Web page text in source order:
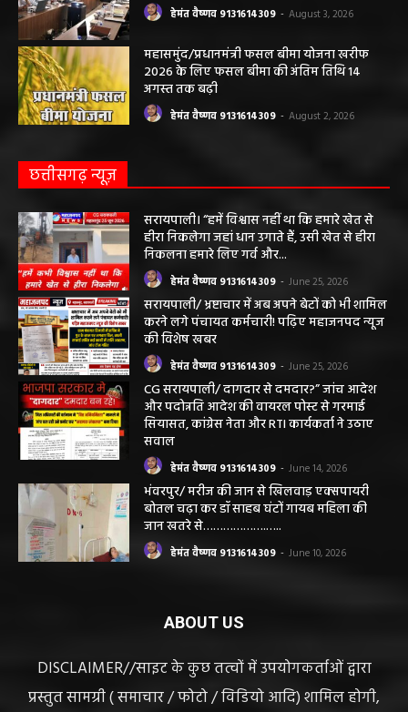
हेमंत वैष्णव 9131614309 - August 3, 2026
महासमुंद/प्रधानमंत्री फसल बीमा योजना खरीफ
2026 के लिए फसल बीमा की अंतिम तिथि 14
अगस्त तक बढ़ी
हेमंत वैष्णव 9131614309 - August 2, 2026
छत्तीसगढ़ न्यूज़
सरायपाली। “हमें विश्वास नहीं था कि हमारे खेत से
हीरा निकलेगा जहां धान उगाते हैं, उसी खेत से हीरा
निकलना हमारे लिए गर्व और...
हेमंत वैष्णव 9131614309 - June 25, 2026
सरायपाली/ भ्रष्टाचार में अब अपने बेटों को भी शामिल
करने लगे पंचायत कर्मचारी! पढ़िए महाजनपद न्यूज
की विशेष खबर
हेमंत वैष्णव 9131614309 - June 25, 2026
CG सरायपाली/ दागदार से दमदार?” जांच आदेश
और पदोन्नति आदेश की वायरल पोस्ट से गरमाई
सियासत, कांग्रेस नेता और RTI कार्यकर्ता ने उठाए
सवाल
हेमंत वैष्णव 9131614309 - June 14, 2026
भंवरपुर/ मरीज की जान से खिलवाड़ एक्सपायरी
बोतल चढ़ा कर डॉ साहब घंटों गायब महिला की
जान खतरे से……………….…..
हेमंत वैष्णव 9131614309 - June 10, 2026
ABOUT US
DISCLAIMER//साइट के कुछ तत्वों में उपयोगकर्ताओं द्वारा
प्रस्तुत सामग्री ( समाचार / फोटो / विडियो आदि) शामिल होगी,